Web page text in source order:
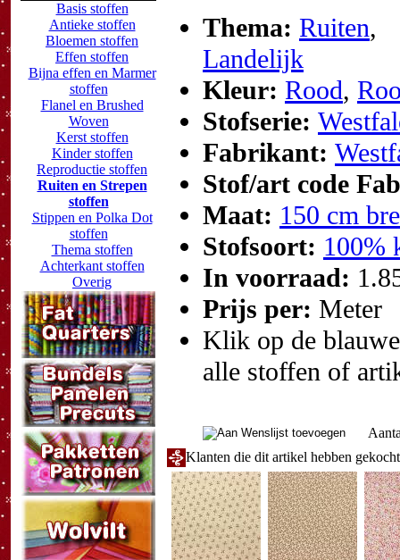
Basis stoffen
Antieke stoffen
Bloemen stoffen
Effen stoffen
Bijna effen en Marmer
stoffen
Flanel en Brushed
Woven
Kerst stoffen
Kinder stoffen
Reproductie stoffen
Ruiten en Strepen
stoffen
Stippen en Polka Dot
stoffen
Thema stoffen
Achterkant stoffen
Overig
Thema: Ruiten,
Landelijk
Kleur: Rood,
Stofserie:
Fabrikant:
Stof/art code
Maat: 150 cm
Stofsoort: 100%
In voorraad:
Prijs per: Meter
Klik op de
alle stoffen of
Klanten die dit artikel hebben